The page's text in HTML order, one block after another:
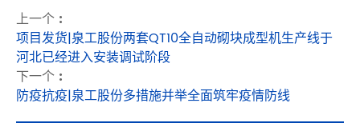
上一个 :
项目发货|泉工股份两套QT10全自动砌块成型机生产线于
河北已经进入安装调试阶段
下一个 :
防疫抗疫|泉工股份多措施并举全面筑牢疫情防线